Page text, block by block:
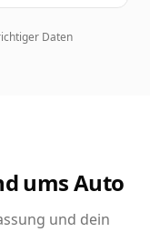
Daten
ums Auto
und dein